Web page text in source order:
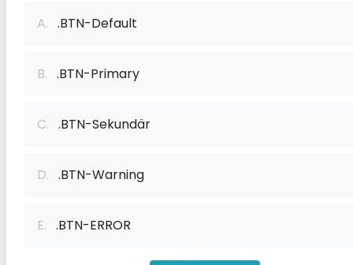
A. .BTN-Default
B. .BTN-Primary
C. .BTN-Sekundär
D. .BTN-Warning
E. .BTN-ERROR